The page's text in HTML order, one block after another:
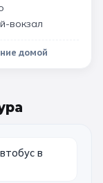
вокзал
домой
в